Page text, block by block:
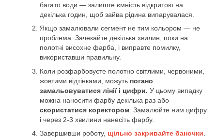
багато води — залиште ємність відкритою на
декілька годин, щоб зайва рідина випарувалася.
Якщо замалювали сегмент не тим кольором — не
проблема. Зачекайте декілька хвилин, поки на
полотні висохне фарба, і виправте помилку,
використавши правильну.
Коли розфарбовуєте полотно світлими, червоними,
жовтими відтінками, можуть погано
замальовуватися лінії і цифри. У цьому випадку
можна наносити фарбу декілька раз або
скористатися коректором . Замалюйте ним цифру
і через 2-3 хвилини нанесіть фарбу.
Завершивши роботу, щільно закривайте баночки.